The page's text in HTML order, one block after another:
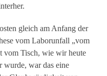
gleich am Anfang der
vom Laborunfall „vom
vom Tisch, wie wir heute
wurde, war das eine